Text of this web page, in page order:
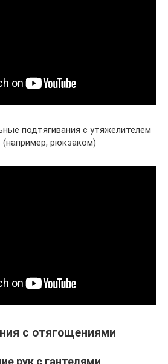
подтягивания с утяжелителем
(например, рюкзаком)
с отягощениями
рук с гантелями